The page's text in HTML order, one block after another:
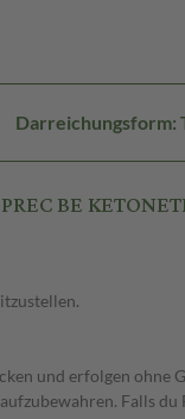
Darreichungsform:
BE
und erfolgen
Falls